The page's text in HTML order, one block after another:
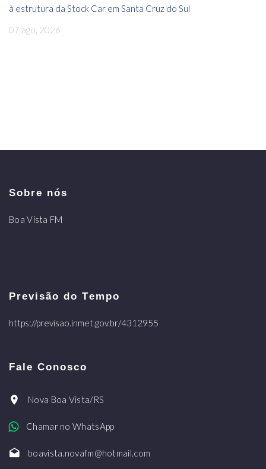
à estrutura da Stock Car em Santa Cruz do Sul
07 ago, 2026
Sobre nós
Boa Vista FM
Previsão do Tempo
https://previsao.inmet.gov.br/4312955
Fale Conosco
Nova Boa Vista/RS
Chamar no WhatsApp
boavista.novafm@hotmail.com